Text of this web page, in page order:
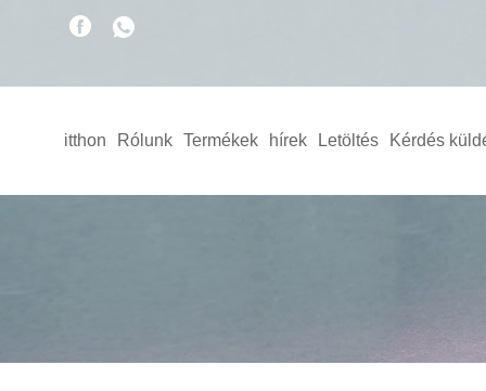
itthon Rólunk Termékek hírek Letöltés Kérdés